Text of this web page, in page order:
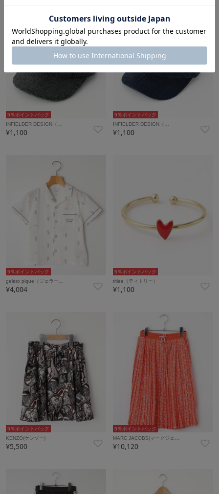
5％ポイントバック
INFIELDER DESIGN（…
¥1,100
5％ポイントバック
INFIELDER DESIGN（…
¥1,100
5％ポイントバック
gelato pique（ジェラー…
¥4,004
5％ポイントバック
titlee（ティトリー）
¥1,100
5％ポイントバック
KENZO(ケンゾー)
¥5,500
5％ポイントバック
MARC JACOBS(マークジェ…
¥10,120